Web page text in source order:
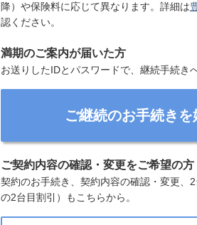
降）や保険料に応じて異なります。詳細は
認ください。
満期のご案内が届いた方
お送りしたIDとパスワードで、継続手続き
ご継続のお手続きを
ご契約内容の確認・変更をご希望の方
契約のお手続き、契約内容の確認・変更、
の2台目割引）もこちらから。